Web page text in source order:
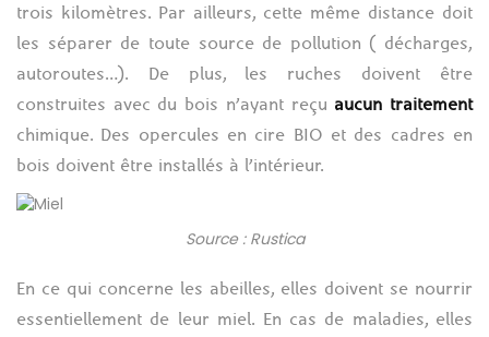
trois kilomètres. Par ailleurs, cette même distance doit
les séparer de toute source de pollution ( décharges,
autoroutes…). De plus, les ruches doivent être
construites avec du bois n’ayant reçu aucun traitement
chimique. Des opercules en cire BIO et des cadres en
bois doivent être installés à l’intérieur.
Source : Rustica
En ce qui concerne les abeilles, elles doivent se nourrir
essentiellement de leur miel. En cas de maladies, elles